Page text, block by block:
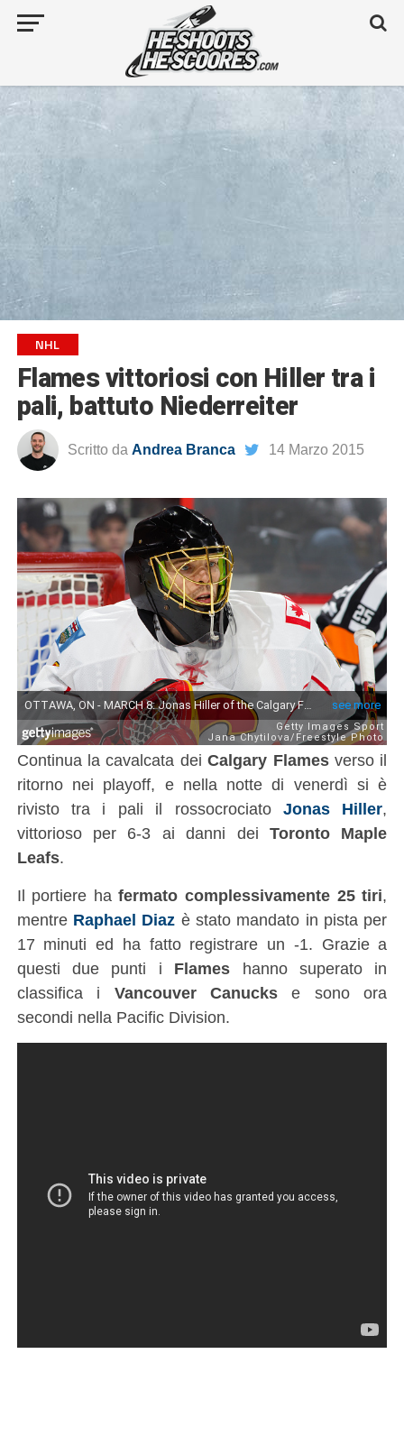
NHL
Flames vittoriosi con Hiller tra i
pali, battuto Niederreiter
Scritto da Andrea Branca 14 Marzo 2015
Continua la cavalcata deiCalgary Flamesverso il
ritorno nei playoff, e nella notte di venerdì si è
rivisto tra i pali il rossocrociato Jonas Hiller,
vittorioso per 6-3 ai danni dei Toronto Maple
Leafs.
Il portiere hafermato complessivamente 25 tiri,
mentre Raphael Diaz è stato mandato in pista per
17 minuti ed ha fatto registrare un -1. Grazie a
questi due punti i Flames hanno superato in
classifica i Vancouver Canucks e sono ora
secondi nella Pacific Division.